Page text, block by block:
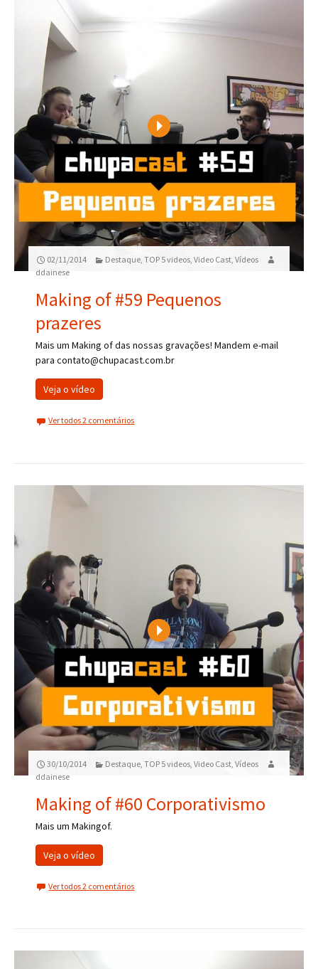
Play
02/11/2014 Destaque,TOP 5 videos,Video Cast,Vídeos
ddainese
Making of #59 Pequenos
prazeres
Mais um Making of das nossas gravações! Mandem e-mail
para contato@chupacast.com.br
Veja o vídeo
Ver todos 2 comentários
Play
30/10/2014 Destaque ,TOP 5 videos ,Video Cast ,Vídeos
ddainese
Making of #60 Corporativismo
Mais um Makingof.
Veja o vídeo
Ver todos 2 comentários